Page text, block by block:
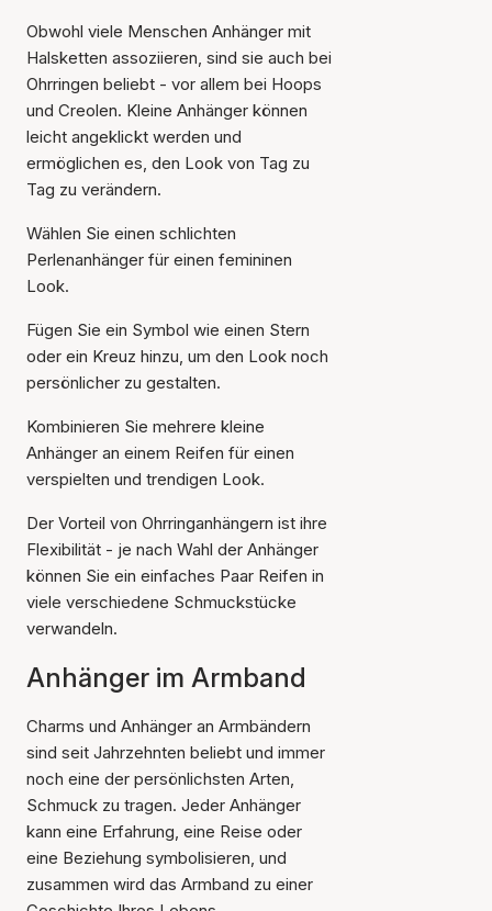
Obwohl viele Menschen Anhänger mit
Halsketten assoziieren, sind sie auch bei
Ohrringen beliebt - vor allem bei Hoops
und Creolen. Kleine Anhänger können
leicht angeklickt werden und
ermöglichen es, den Look von Tag zu
Tag zu verändern.
Wählen Sie einen schlichten
Perlenanhänger für einen femininen
Look.
Fügen Sie ein Symbol wie einen Stern
oder ein Kreuz hinzu, um den Look noch
persönlicher zu gestalten.
Kombinieren Sie mehrere kleine
Anhänger an einem Reifen für einen
verspielten und trendigen Look.
Der Vorteil von Ohrringanhängern ist ihre
Flexibilität - je nach Wahl der Anhänger
können Sie ein einfaches Paar Reifen in
viele verschiedene Schmuckstücke
verwandeln.
Anhänger im Armband
Charms und Anhänger an Armbändern
sind seit Jahrzehnten beliebt und immer
noch eine der persönlichsten Arten,
Schmuck zu tragen. Jeder Anhänger
kann eine Erfahrung, eine Reise oder
eine Beziehung symbolisieren, und
zusammen wird das Armband zu einer